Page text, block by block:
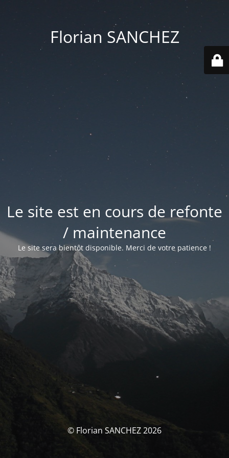
Florian SANCHEZ
Le site est en cours de refonte
/ maintenance
Le site sera bientôt disponible. Merci de votre patience !
© Florian SANCHEZ 2026